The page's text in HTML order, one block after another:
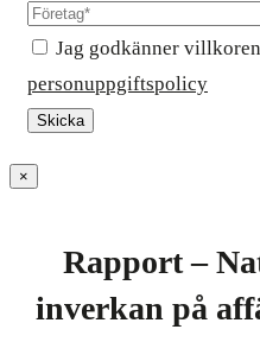
Jag godkänner
personuppgiftspolicy
×
Rapport –
inverkan på